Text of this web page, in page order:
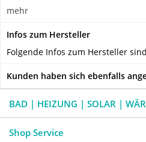
mehr
Infos zum Hersteller
Folgende Infos zum Hersteller
Kunden haben sich ebenfalls
BAD | HEIZUNG | SOLAR |
Shop Service